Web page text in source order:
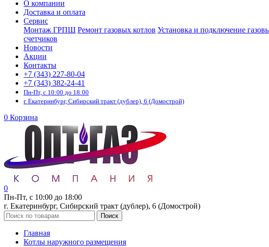
О компании
Доставка и оплата
Сервис
Монтаж ГРПШ Ремонт газовых котлов Установка и подключение
счетчиков
Новости
Акции
Контакты
+7 (343) 227-80-04
+7 (343) 382-24-41
Пн-Пт, с 10:00 до 18:00
г. Екатеринбург, Сибирский тракт (дублер), 6 (Домострой)
0 Корзина
0
Пн-Пт, с 10:00 до 18:00
г. Екатеринбург, Сибирский тракт (дублер), 6 (Домострой)
Поиск
Главная
Котлы наружного размещения